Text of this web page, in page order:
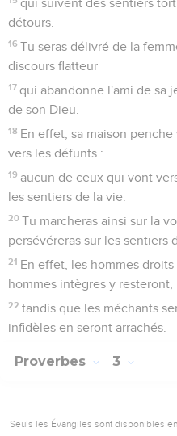
qui suivent des sentiers
détours.
16 Tu seras délivré de la
discours flatteur
17 qui abandonne l'ami de sa
de son Dieu.
18 En effet, sa maison
vers les défunts :
19 aucun de ceux qui vont
les sentiers de la vie.
20 Tu marcheras ainsi sur la
persévéreras sur les sentiers
21 En effet, les hommes
hommes intègres y resteront,
22 tandis que les méchants
infidèles en seront arrachés.
Proverbes 3
Seuls les Évangiles sont disponibles